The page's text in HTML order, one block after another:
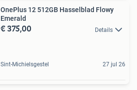
OnePlus 12 512GB Hasselblad Flowy
Emerald
€ 375,00 Details
Sint-Michielsgestel 27 jul 26